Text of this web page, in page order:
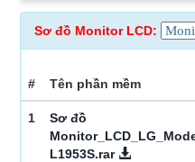
Sơ đồ Monitor LCD:
# Tên phần mềm
1
Sơ đồ
L1953S.rar